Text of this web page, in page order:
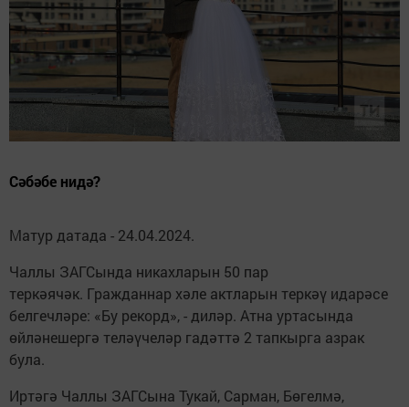
Сәбәбе нидә?
Матур датада - 24.04.2024.
Чаллы ЗАГСында никахларын 50 пар
теркәячәк. Гражданнар хәле актларын теркәү идарәсе
белгечләре: «Бу рекорд», - диләр. Атна уртасында
өйләнешергә теләүчеләр гадәттә 2 тапкырга азрак
була.
Иртәгә Чаллы ЗАГСына Тукай, Сарман, Бөгелмә,